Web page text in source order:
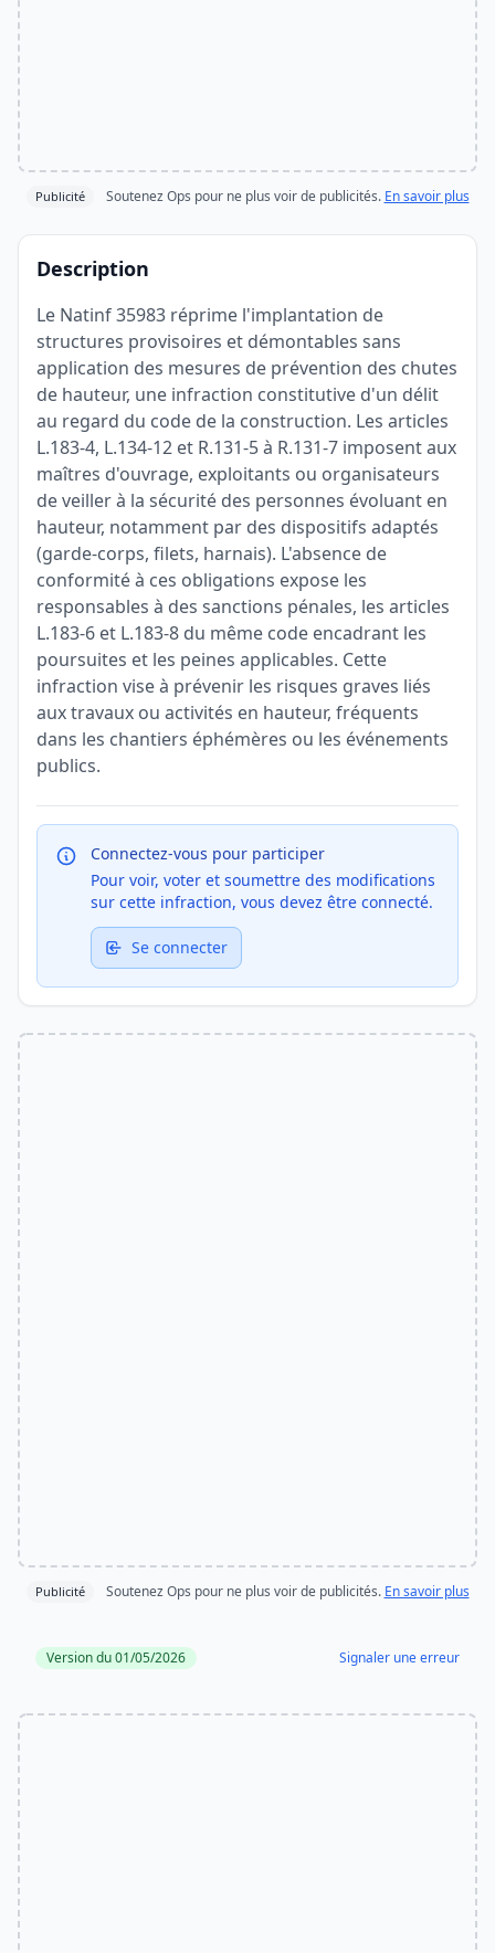
Publicité Soutenez Ops pour ne plus voir de publicités. En savoir plus
Description
Le Natinf 35983 réprime l'implantation de
structures provisoires et démontables sans
application des mesures de prévention des chutes
de hauteur, une infraction constitutive d'un délit
au regard du code de la construction. Les articles
L.183-4, L.134-12 et R.131-5 à R.131-7 imposent aux
maîtres d'ouvrage, exploitants ou organisateurs
de veiller à la sécurité des personnes évoluant en
hauteur, notamment par des dispositifs adaptés
(garde-corps, filets, harnais). L'absence de
conformité à ces obligations expose les
responsables à des sanctions pénales, les articles
L.183-6 et L.183-8 du même code encadrant les
poursuites et les peines applicables. Cette
infraction vise à prévenir les risques graves liés
aux travaux ou activités en hauteur, fréquents
dans les chantiers éphémères ou les événements
publics.
Connectez-vous pour participer
Pour voir, voter et soumettre des modifications
sur cette infraction, vous devez être connecté.
Se connecter
Publicité Soutenez Ops pour ne plus voir de publicités. En savoir plus
Version du 01/05/2026 Signaler une erreur